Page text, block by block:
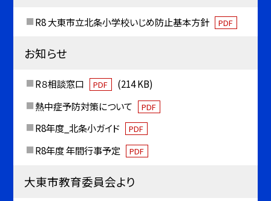
R8 大東市立北条小学校いじめ防止基本方針 PDF
お知らせ
R８相談窓口 PDF
(214 KB)
熱中症予防対策について
PDF
R8年度_北条小ガイド PDF
R8年度 年間行事予定 PDF
大東市教育委員会より